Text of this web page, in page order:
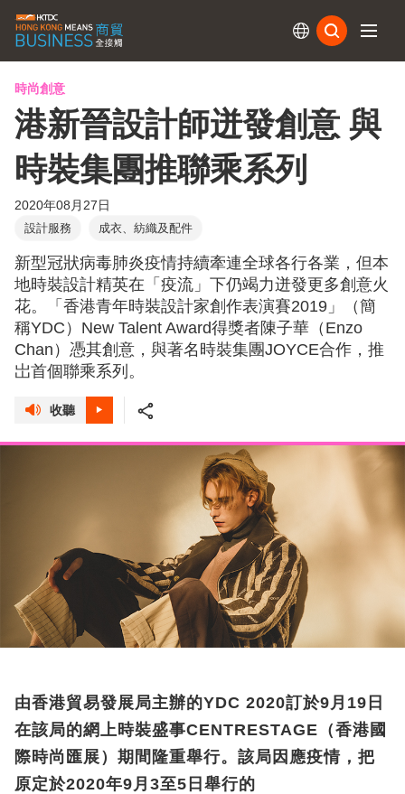
時尚創意
港新晉設計師迸發創意 與
時裝集團推聯乘系列
2020年08月27日
設計服務 成衣、紡織及配件
新型冠狀病毒肺炎疫情持續牽連全球各行各業，但本
地時裝設計精英在「疫流」下仍竭力迸發更多創意火
花。「香港青年時裝設計家創作表演賽2019」（簡
稱YDC）New Talent Award得獎者陳子華（Enzo
Chan）憑其創意，與著名時裝集團JOYCE合作，推
岀首個聯乘系列。
收聽
由香港貿易發展局主辦的YDC 2020訂於9月19日
在該局的網上時裝盛事CENTRESTAGE（香港國
際時尚匯展）期間隆重舉行。該局因應疫情，把
原定於2020年9月3至5日舉行的